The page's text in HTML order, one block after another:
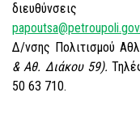
διευθύνσεις
Δ/νσης Πολιτισμού
& Αθ. Διάκου 59).
50 63 710.